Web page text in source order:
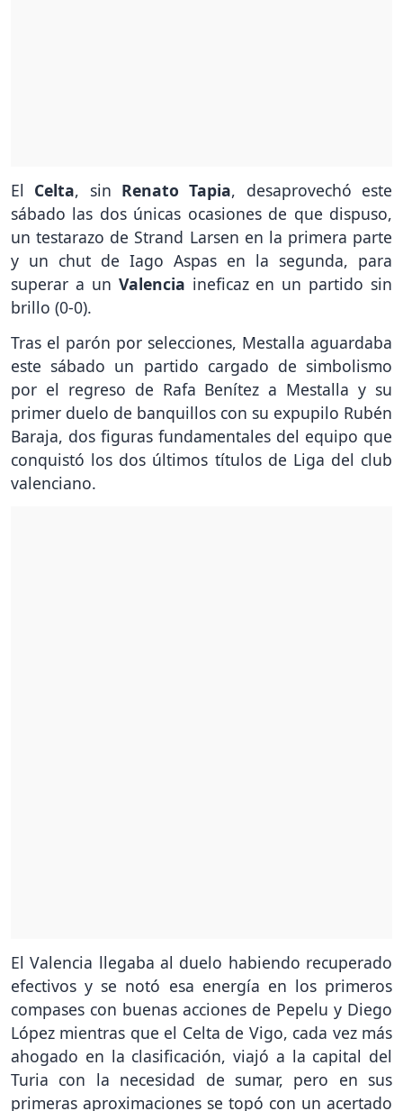
El Celta, sin Renato Tapia, desaprovechó este
sábado las dos únicas ocasiones de que dispuso,
un testarazo de Strand Larsen en la primera parte
y un chut de Iago Aspas en la segunda, para
superar a un Valencia ineficaz en un partido sin
brillo (0-0).
Tras el parón por selecciones, Mestalla aguardaba
este sábado un partido cargado de simbolismo
por el regreso de Rafa Benítez a Mestalla y su
primer duelo de banquillos con su expupilo Rubén
Baraja, dos figuras fundamentales del equipo que
conquistó los dos últimos títulos de Liga del club
valenciano.
El Valencia llegaba al duelo habiendo recuperado
efectivos y se notó esa energía en los primeros
compases con buenas acciones de Pepelu y Diego
López mientras que el Celta de Vigo, cada vez más
ahogado en la clasificación, viajó a la capital del
Turia con la necesidad de sumar, pero en sus
primeras aproximaciones se topó con un acertado